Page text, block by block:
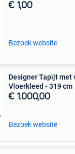
€ 1,00
Bezoek website
Designer Tapijt met
Vloerkleed - 319 cm
€ 1.000,00
Bezoek website